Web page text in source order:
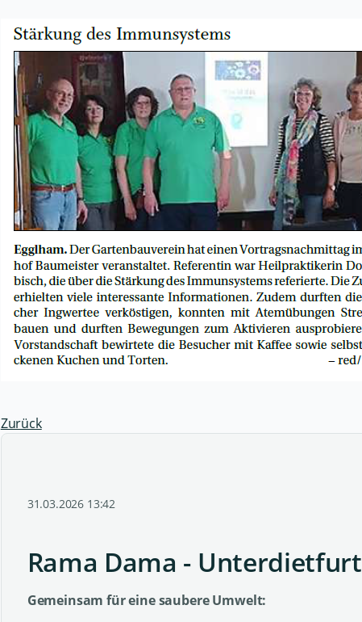
Zurück
31.03.2026 13:42
Rama Dama - Unterdietfurt
Gemeinsam für eine saubere Umwelt: